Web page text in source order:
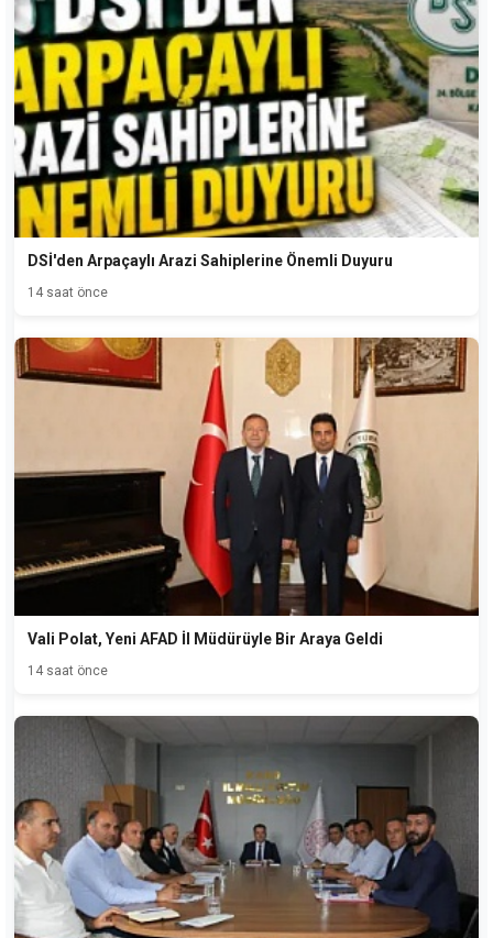
DSİ'den Arpaçaylı Arazi Sahiplerine Önemli Duyuru
14 saat önce
Vali Polat, Yeni AFAD İl Müdürüyle Bir Araya Geldi
14 saat önce